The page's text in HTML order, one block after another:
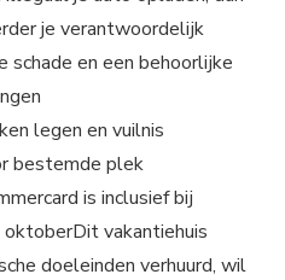
je verantwoordelijk
schade en een behoorlijke
legen en vuilnis
bestemde plek
is inclusief bij
vakantiehuis
doeleinden verhuurd, wil